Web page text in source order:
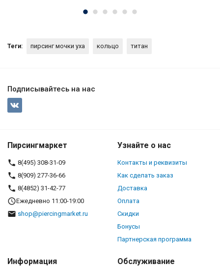
Теги: пирсинг мочки уха кольцо титан
Подписывайтесь на нас
Пирсингмаркет
8(495) 308-31-09
8(909) 277-36-66
8(4852) 31-42-77
Ежедневно 11:00-19:00
shop@piercingmarket.ru
Узнайте о нас
Контакты и реквизиты
Как сделать заказ
Доставка
Оплата
Скидки
Бонусы
Партнерская программа
Информация Обслуживание